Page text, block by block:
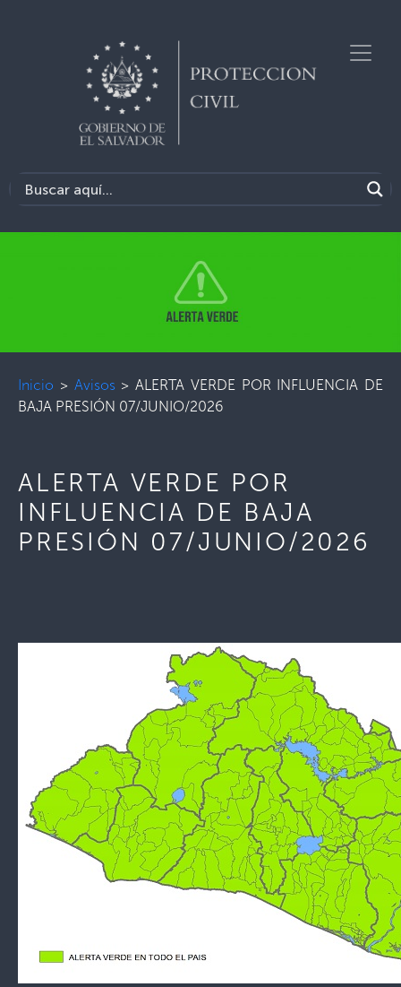
Inicio > Avisos> ALERTA VERDE POR INFLUENCIA DE
BAJA PRESIÓN 07/JUNIO/2026
ALERTA VERDE POR
INFLUENCIA DE BAJA
PRESIÓN 07/JUNIO/2026